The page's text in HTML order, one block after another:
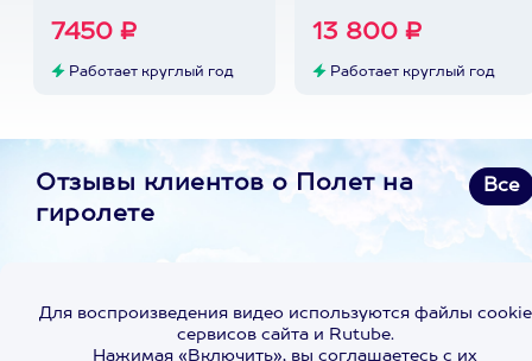
7450 ₽
Работает круглый год
13 800 ₽
Работает круглый год
Отзывы клиентов о Полет на
гиролете
Все
Для воспроизведения видео используются файлы cookie
сервисов сайта и Rutube.
Нажимая «Включить», вы соглашаетесь с их